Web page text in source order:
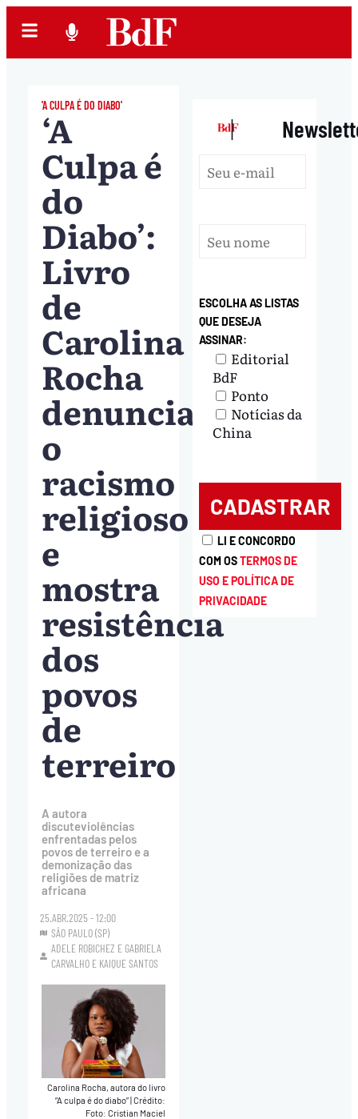
'A CULPA É DO DIABO'
‘A
Culpa é
do
Diabo’:
Livro
de
Carolina
Rocha
denuncia
o
racismo
religioso
e
mostra
resistência
dos
povos
de
terreiro
A autora
discuteviolências
enfrentadas pelos
povos de terreiro e a
demonização das
religiões de matriz
africana
25.ABR.2025 - 12:00
SÂO PAULO (SP)
ADELE ROBICHEZ E GABRIELA
CARVALHO E KAIQUE SANTOS
Carolina Rocha, autora do livro
“A culpa é do diabo”|Crédito:
Foto: Cristian Maciel
|
ESCOLHA AS LISTAS
QUE DESEJA
ASSINAR:
Editorial
BdF
Ponto
Notícias da
China
LI E CONCORDO
COM OSTERMOS DE
USO E POLÍTICA DE
PRIVACIDADE